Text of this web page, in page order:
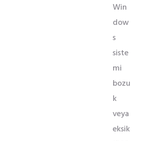
Win
dow
s
siste
mi
bozu
k
veya
eksik